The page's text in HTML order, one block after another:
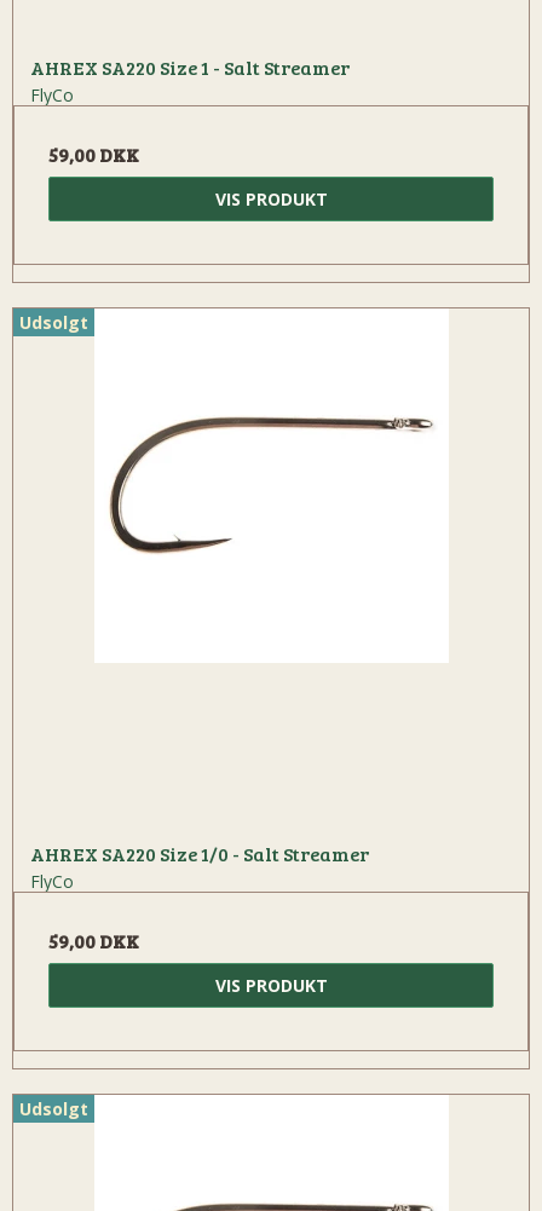
AHREX SA220 Size 1 - Salt Streamer
FlyCo
59,00 DKK
VIS PRODUKT
Udsolgt
AHREX SA220 Size 1/0 - Salt Streamer
FlyCo
59,00 DKK
VIS PRODUKT
Udsolgt